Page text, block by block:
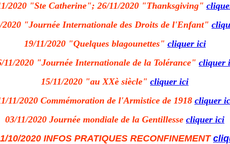
2020 "Ste Catherine"; 26/11/2020 "Thanksgiving"
2020 "Journée Internationale des Droits de l'Enfant"
19/11/2020 "Quelques blagounettes" cliquer ici
11/2020 "Journée Internationale de la Tolérance" cliquer
15/11/2020 "au XXè siècle" cliquer ici
11/2020 Commémoration de l'Armistice de 1918 cliquer
03/11/2020 Journée mondiale de la Gentillesse cliquer ici
10/2020 INFOS PRATIQUES RECONFINEMENT